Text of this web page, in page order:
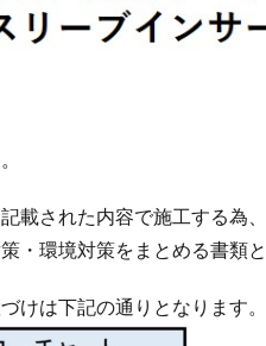
載された内容で施工する為
・環境対策をまとめる書類と
けは下記の通りとなります。